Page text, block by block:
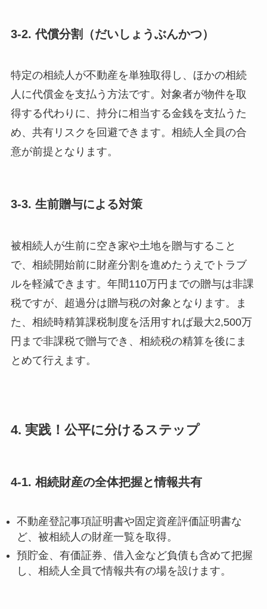
3-2. 代償分割（だいしょうぶんかつ）
特定の相続人が不動産を単独取得し、ほかの相続
人に代償金を支払う方法です。対象者が物件を取
得する代わりに、持分に相当する金銭を支払うた
め、共有リスクを回避できます。相続人全員の合
意が前提となります。
3-3. 生前贈与による対策
被相続人が生前に空き家や土地を贈与すること
で、相続開始前に財産分割を進めたうえでトラブ
ルを軽減できます。年間110万円までの贈与は非課
税ですが、超過分は贈与税の対象となります。ま
た、相続時精算課税制度を活用すれば最大2,500万
円まで非課税で贈与でき、相続税の精算を後にま
とめて行えます。
4. 実践！公平に分けるステップ
4-1. 相続財産の全体把握と情報共有
不動産登記事項証明書や固定資産評価証明書な
ど、被相続人の財産一覧を取得。
預貯金、有価証券、借入金など負債も含めて把握
し、相続人全員で情報共有の場を設けます。